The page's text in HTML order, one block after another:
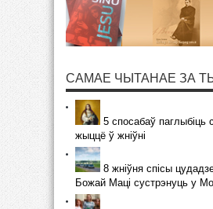
САМАЕ ЧЫТАНАЕ ЗА
5 спосабаў паглыбіць
жыццё ў жніўні
8 жніўня спісы
Божай Маці сустрэнуць у